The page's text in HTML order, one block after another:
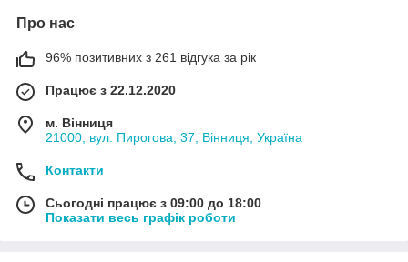
Про нас
96% позитивних з 261 відгука за рік
Працює з 22.12.2020
м. Вінниця
21000, вул. Пирогова, 37, Вінниця, Україна
Контакти
Сьогодні працює з 09:00 до 18:00
Показати весь графік роботи